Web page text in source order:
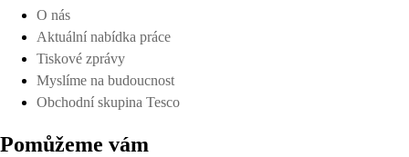
O nás
Aktuální nabídka práce
Tiskové zprávy
Myslíme na budoucnost
Obchodní skupina Tesco
Pomůžeme vám